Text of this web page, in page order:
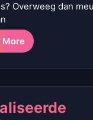
Overweeg dan
More